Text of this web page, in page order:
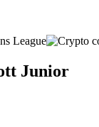
Junior